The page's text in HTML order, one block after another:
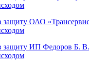
защиту ОАО
защиту ИП Федоров Б.